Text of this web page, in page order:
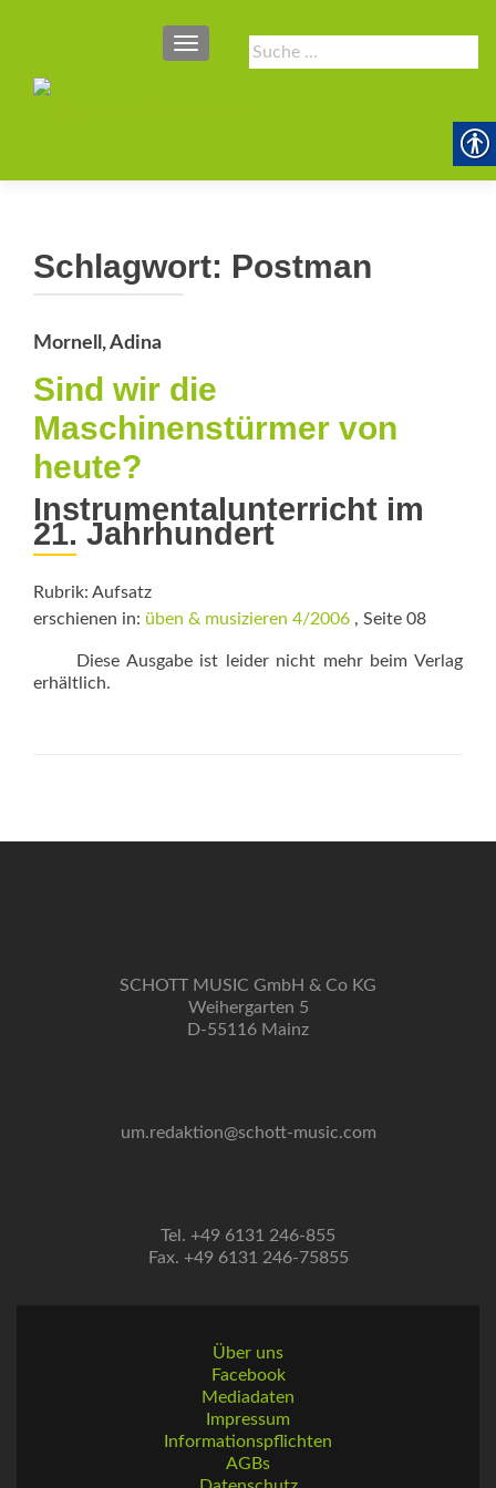
Suche
nach:
SCHALTE NAVIGATION
Schlagwort: Postman
Mornell, Adina
Sind wir die
Maschinenstürmer von
heute?
Instrumentalunterricht im
21. Jahrhundert
Rubrik: Aufsatz
erschienen in: üben & musizieren 4/2006 , Seite 08
Diese Ausgabe ist leider nicht mehr beim Verlag
erhältlich.
SCHOTT MUSIC GmbH & Co KG
Weihergarten 5
D-55116 Mainz
um.redaktion@schott-music.com
Tel. +49 6131 246-855
Fax. +49 6131 246-75855
Über uns
Facebook
Mediadaten
Impressum
Informationspflichten
AGBs